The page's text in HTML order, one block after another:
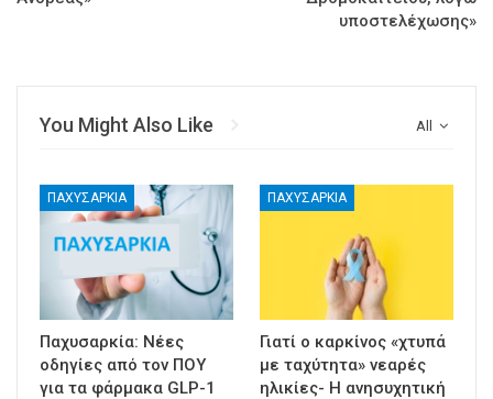
υποστελέχωσης»
All
You Might Also Like
ΠΑΧΥΣΑΡΚΊΑ
Παχυσαρκία: Νέες
οδηγίες από τον ΠΟΥ
για τα φάρμακα GLP-1
ΠΑΧΥΣΑΡΚΊΑ
Γιατί ο καρκίνος «χτυπά
με ταχύτητα» νεαρές
ηλικίες- Η ανησυχητική